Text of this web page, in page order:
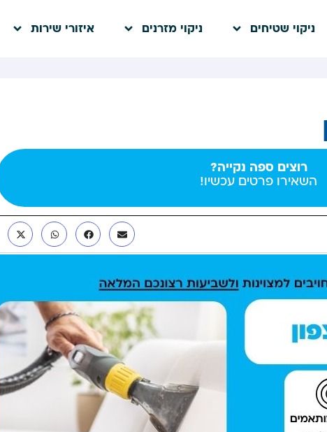
ניקוי שטיחים ניקוי מזרנים איזורי שירות
רוצים ספה נקייה?
השאירו פרטים עכשיו!